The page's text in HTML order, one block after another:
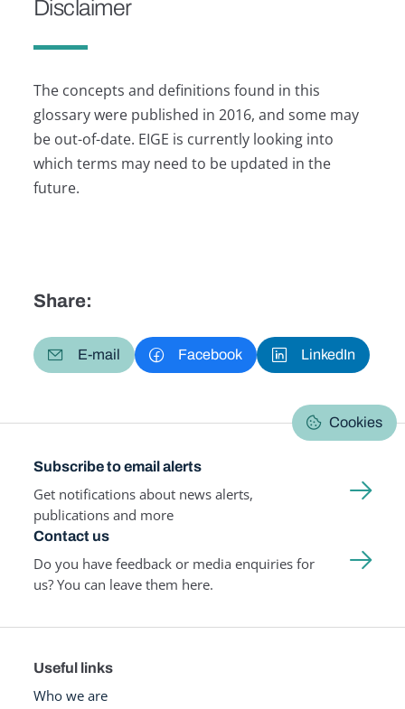
Disclaimer
The concepts and definitions found in this
glossary were published in 2016, and some may
be out-of-date. EIGE is currently looking into
which terms may need to be updated in the
future.
Share:
E-mail Facebook LinkedIn
Cookies
Subscribe to email alerts
Get notifications about news alerts,
publications and more
Contact us
Do you have feedback or media enquiries for
us? You can leave them here.
Useful links
Who we are